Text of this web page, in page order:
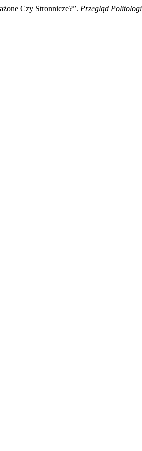
Czy Stronnicze?”. Przegląd